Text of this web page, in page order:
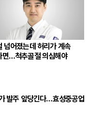
넘어졌는데 허리가 계속
면…척추골절 의심해야
발주 앞당긴다…효성중공업